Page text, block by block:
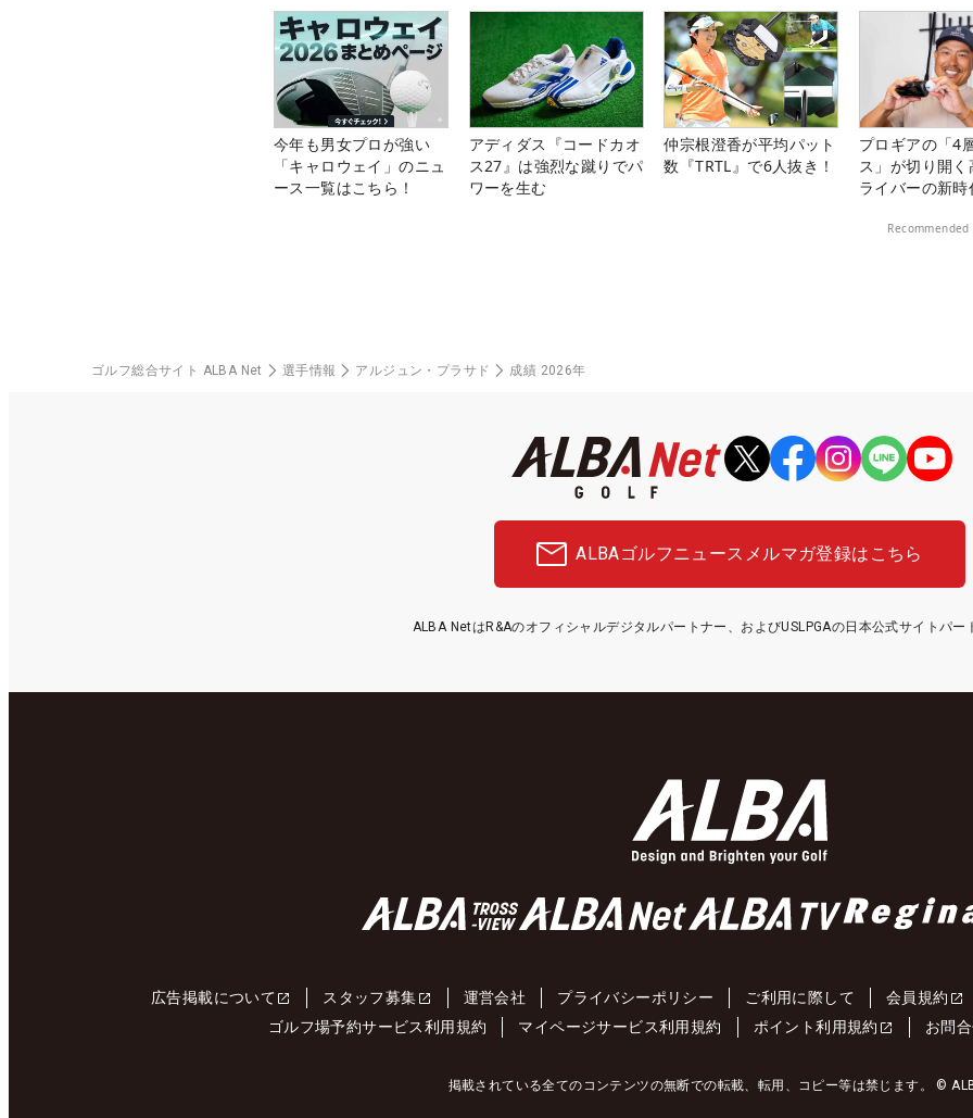
今年も男女プロが強い
「キャロウェイ」のニュ
ース一覧はこちら！
アディダス『コードカオ
ス27』は強烈な蹴りでパ
ワーを生む
仲宗根澄香が平均パット
数『TRTL』で6人抜き！
プロギアの「4
ス」が切り開
ライバーの新時
Recommended
ゴルフ総合サイト ALBA Net 選手情報 アルジュン・プラサド 成績 2026年
ALBAゴルフニュース メルマガ登録はこちら
ALBA NetはR&Aのオフィシャルデジタルパートナー、およびUSLPGAの日本公式サイトパー
広告掲載について スタッフ募集 運営会社 プライバシーポリシー ご利用に際して
会員規約
ゴルフ場予約サービス利用規約
マイページサービス利用規約 ポイント利用規約 お問
掲載されている全てのコンテンツの無断での転載、転用、コピー等は禁じます。 ©